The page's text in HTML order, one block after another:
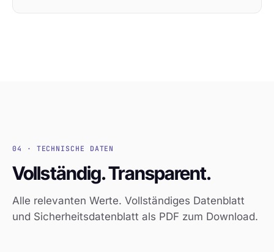
04 · TECHNISCHE DATEN
Vollständig. Transparent.
Alle relevanten Werte. Vollständiges Datenblatt
und Sicherheitsdatenblatt als PDF zum Download.